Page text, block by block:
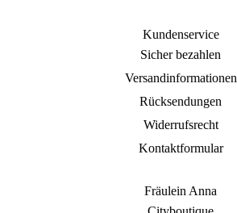
Kundenservice
Sicher bezahlen
Versandinformationen
Rücksendungen
Widerrufsrecht
Kontaktformular
Fräulein Anna